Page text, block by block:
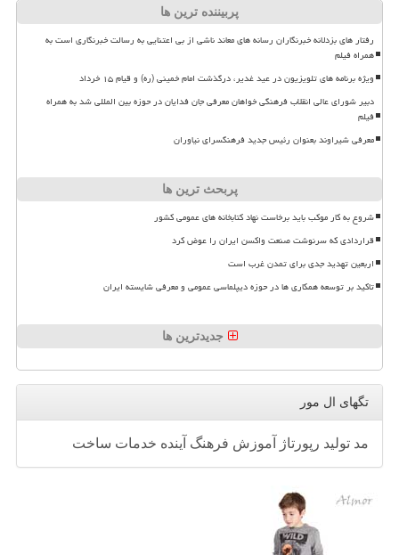
پربیننده ترین ها
رفتار های بزدلانه خبرنگاران رسانه های معاند ناشی از بی اعتنایی به رسالت خبرنگاری است به
همراه فیلم
ویژه برنامه های تلویزیون در عید غدیر، درگذشت امام خمینی (ره) و قیام ۱۵ خرداد
دبیر شورای عالی انقلاب فرهنگی خواهان معرفی جان فدایان در حوزه بین المللی شد به همراه
فیلم
معرفی شیراوند بعنوان رئیس جدید فرهنگسرای نیاوران
پربحث ترین ها
شروع به کار موکب باید برخاست نهاد کتابخانه های عمومی کشور
قراردادی که سرنوشت صنعت واکسن ایران را عوض کرد
اربعین تهدید جدی برای تمدن غرب است
تاکید بر توسعه همکاری ها در حوزه دیپلماسی عمومی و معرفی شایسته ایران
جدیدترین ها
تگهای ال مور
مد تولید رپورتاژ آموزش فرهنگ آینده خدمات ساخت